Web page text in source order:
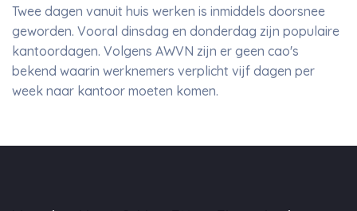
Twee dagen vanuit huis werken is inmiddels doorsnee
geworden. Vooral dinsdag en donderdag zijn populaire
kantoordagen. Volgens AWVN zijn er geen cao's
bekend waarin werknemers verplicht vijf dagen per
week naar kantoor moeten komen.